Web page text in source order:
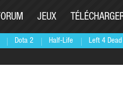
Dota 2 Half-Life Left 4 Dead
JEUX